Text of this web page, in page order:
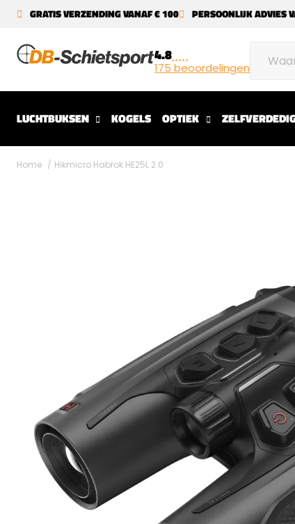
GRATIS VERZENDING VANAF € 100 PERSOONLIJK ADVIES
4.8
175 beoordelingen
LUCHTBUKSEN KOGELS OPTIEK
Home Hikmicro Habrok HE25L 2.0